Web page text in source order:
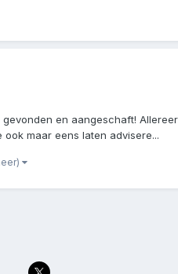
en aangeschaft!
maar eens laten advisere...